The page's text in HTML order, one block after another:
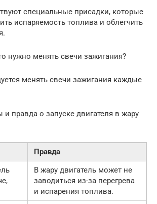
специальные присадки, которые
испаряемость топлива и облегчить
нужно менять свечи зажигания?
менять свечи зажигания каждые
правда о запуске двигателя в жару
Правда
В жару двигатель может не
заводиться из-за перегрева
и испарения топлива.